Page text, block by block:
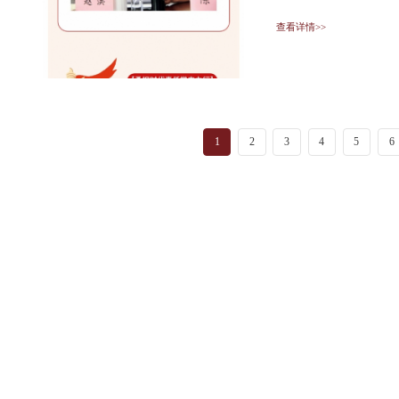
查看详情>>
1 2 3 4 5 6